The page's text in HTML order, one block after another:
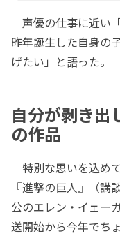
声優の仕事に近い
昨年誕生した自身の
げたい」と語った。
自分が剥き出
の作品
特別な思いを込め
『進撃の巨人』（講
公のエレン・イェー
送開始から今年でち